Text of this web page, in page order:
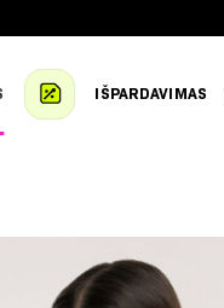
IŠPARDAVIMAS